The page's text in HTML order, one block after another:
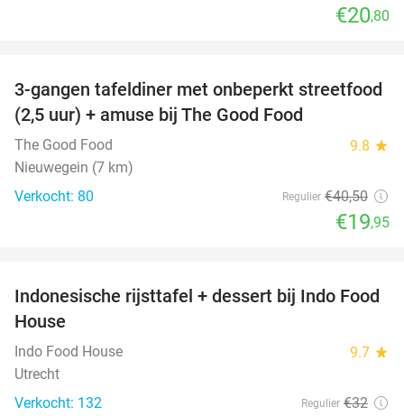
€20,80
51%
3-gangen tafeldiner met onbeperkt streetfood
(2,5 uur) + amuse bij The Good Food
The Good Food 9.8 star
Nieuwegein (7 km)
Verkocht: 80
Regulier €40,50
€19,95
38%
Indonesische rijsttafel + dessert bij Indo Food
House
Indo Food House 9.7 star
Utrecht
Verkocht: 132
Regulier €32